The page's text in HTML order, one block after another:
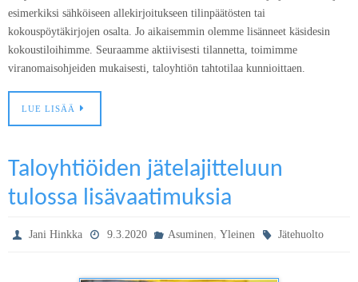
esimerkiksi sähköiseen allekirjoitukseen tilinpäätösten tai
kokouspöytäkirjojen osalta. Jo aikaisemmin olemme lisänneet käsidesin
kokoustiloihimme. Seuraamme aktiivisesti tilannetta, toimimme
viranomaisohjeiden mukaisesti, taloyhtiön tahtotilaa kunnioittaen.
LUE LISÄÄ
Taloyhtiöiden jätelajitteluun
tulossa lisävaatimuksia
Jani Hinkka 9.3.2020 Asuminen, Yleinen Jätehuolto